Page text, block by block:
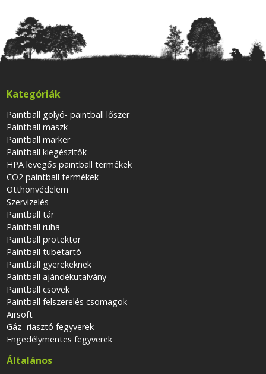
Kategóriák
Paintball golyó- paintball lőszer
Paintball maszk
Paintball marker
Paintball kiegészitők
HPA levegős paintball termékek
CO2 paintball termékek
Otthonvédelem
Szervizelés
Paintball tár
Paintball ruha
Paintball protektor
Paintball tubetartó
Paintball gyerekeknek
Paintball ajándékutalvány
Paintball csövek
Paintball felszerelés csomagok
Airsoft
Gáz- riasztó fegyverek
Engedélymentes fegyverek
Általános